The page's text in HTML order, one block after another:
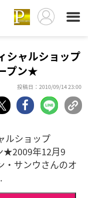
シャルショップ
プン★
投稿日：2010/09/14 23:00
ルショップ
★2009年12月9
・サンウさんのオ